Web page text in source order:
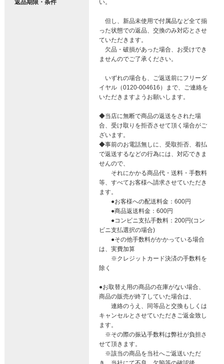
返品期限・条件 い。
但し、新品未使用で付属品など全て揃
った状態での返品、交換のみ対応とさせ
ていただきます。
欠品・破損があった場合、お受けでき
ませんのでご了承ください。
いずれの場合も、ご返送前にフリーダ
イヤル（0120-004616）まで、ご連絡を
いただきますようお願いします。
◆当店に無断で商品の返送をされた場
合、受け取りを拒否させて頂く場合がご
ざいます。
◆事前のお電話無しに、受取拒否、着払
で返送するなどの行為には、対応できま
せんので、
それにかかる商品代・送料・手数料
等、すべてお客様へ請求させていただき
ます。
●お客様への配送料金：600円
●商品返送料金：600円
●コンビニ支払手数料：200円(コン
ビニ支払選択の場合)
●その他手数料がかかっている場合
は、実費加算
※クレジットカード決済の手数料を
除く
●お取替え用の商品の在庫がない場合、
商品の販売が終了していた場合は、
連絡のうえ、同等品と交換もしくは
キャンセルとさせていただきご返金致し
ます。
※その際の振込手数料は弊社が負担さ
せて頂きます。
※該当の商品を当社へご返送いただ